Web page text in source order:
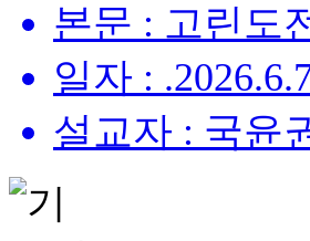
본문 : 고린도
일자 :
설교자 : 국윤